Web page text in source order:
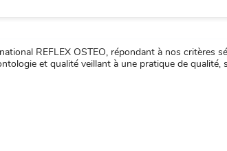
REFLEX OSTEO, répondant à nos critères
et qualité veillant à une pratique de qualité,